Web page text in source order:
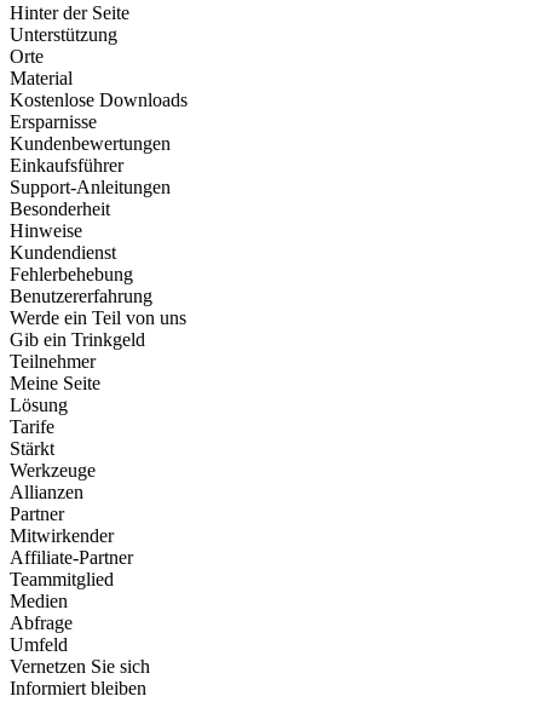
Hinter der Seite
Unterstützung
Orte
Material
Kostenlose Downloads
Ersparnisse
Kundenbewertungen
Einkaufsführer
Support-Anleitungen
Besonderheit
Hinweise
Kundendienst
Fehlerbehebung
Benutzererfahrung
Werde ein Teil von uns
Gib ein Trinkgeld
Teilnehmer
Meine Seite
Lösung
Tarife
Stärkt
Werkzeuge
Allianzen
Partner
Mitwirkender
Affiliate-Partner
Teammitglied
Medien
Abfrage
Umfeld
Vernetzen Sie sich
Informiert bleiben